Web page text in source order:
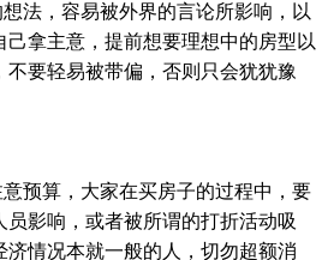
，容易被外界的言论所影响，以
拿主意，提前想要理想中的房型以
要轻易被带偏，否则只会犹犹豫
预算，大家在买房子的过程中，要
影响，或者被所谓的打折活动吸
情况本就一般的人，切勿超额消